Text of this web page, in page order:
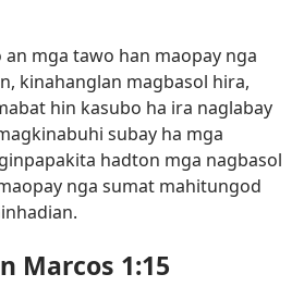
an mga tawo han maopay nga
kinahanglan magbasol hira,
hin kasubo ha ira naglabay
subay ha mga
hadton mga nagbasol
nga sumat mahitungod
Marcos 1:15